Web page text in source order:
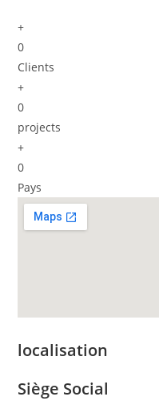
+
0
Clients
+
0
projects
+
0
Pays
localisation
Siège Social